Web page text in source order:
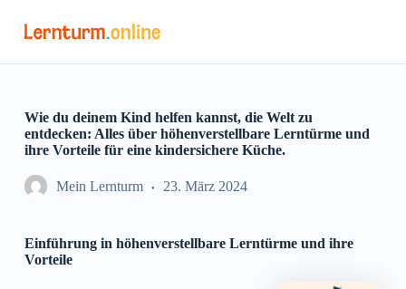
u
I
p
g
Wie du deinem Kind helfen kannst, die Welt zu
entdecken: Alles über höhenverstellbare Lerntürme und
ihre Vorteile für eine kindersichere Küche.
Mein Lernturm 23. März 2024
Einführung in höhenverstellbare Lerntürme und ihre
Vorteile